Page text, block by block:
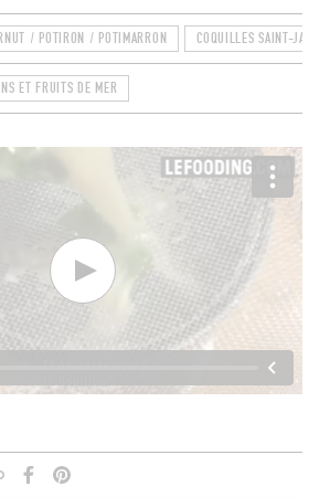
/ POTIRON / POTIMARRON COQUILLES SAINT-
ET FRUITS DE MER